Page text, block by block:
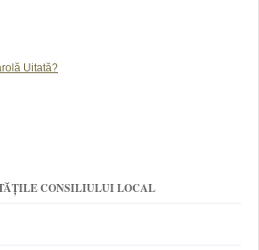
Uitată?
CONSILIULUI LOCAL